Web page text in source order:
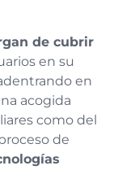
de cubrir
en su
en
acogida
como del
de